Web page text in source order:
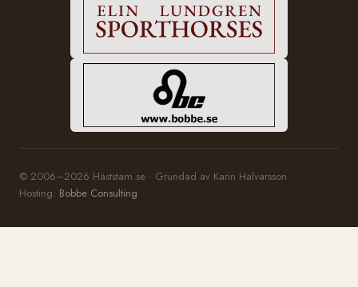
© 2006–2026 Häststam.se · Grundad av Karin Halvarsson
Hosting: Bobbe Consulting